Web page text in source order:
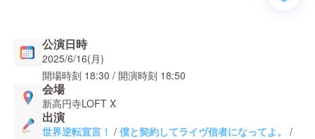
公演日時
2025/6/16(月)
開場時刻 18:30 / 開演時刻 18:50
会場
新高円寺LOFT X
出演
世界逆転宣言！ / 僕と契約してライヴ信者になってよ。
/